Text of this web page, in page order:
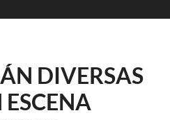
DIVERSAS
ESCENA